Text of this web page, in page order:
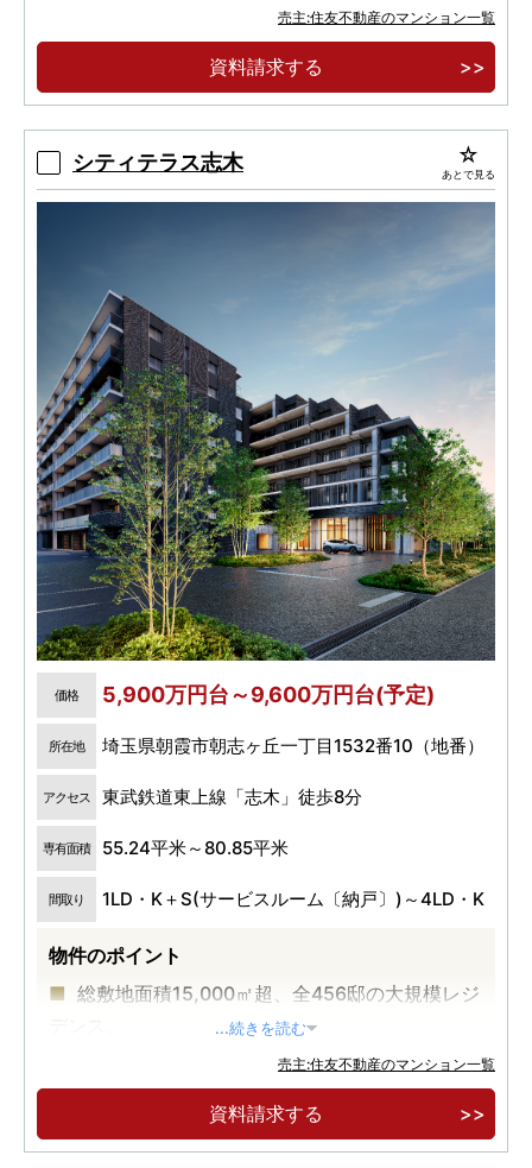
施行区域面積約1.9ha。住宅・商業・行政一体
大規模再開発に誕生する、全413邸大規模ツインタ
サイト公開！
売主:住友不動産のマンション一覧
資料請求する
シティテラス志木 あとで見る
価格 5,900万円台～9,600万円台(予定)
所在地 埼玉県朝霞市朝志ヶ丘一丁目1532番10（地番）
アクセス 東武鉄道東上線「志木」徒歩8分
専有面積 55.24平米～80.85平米
間取り 1LD・K＋S(サービスルーム〔納戸〕)～4LD・K
物件のポイント
総敷地面積15,000㎡超、全456邸の大規模レジ
東武東上線急行・始発停車駅「志木」から徒歩
８分。「池袋」駅へ直通25分。
...続きを読む
売主:住友不動産のマンション一覧
資料請求する